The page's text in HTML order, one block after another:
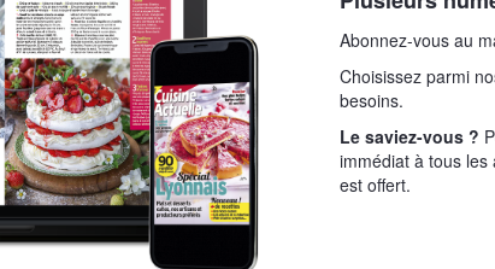
Abonnez-vous au
Choisissez parmi
besoins.
Le saviez-vous ?
immédiat à tous
est offert.